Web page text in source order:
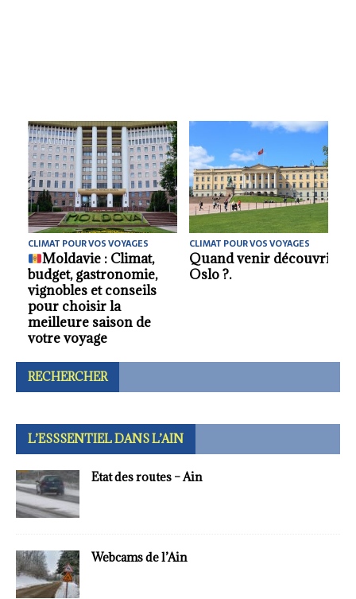
CLIMAT POUR VOS VOYAGES
La meilleure saison
pour voyager au
Congo.
CLIMAT POUR VOS VOYAGES
Quand se rendre en
Malaisie ?.
RECHERCHER
L’ESSSENTIEL DANS L’AIN
Etat des routes – Ain
Webcams de l’Ain